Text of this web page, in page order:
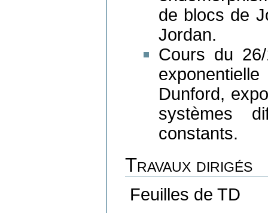
de blocs de
Jordan.
Cours du
Dunford,
systèmes
constants.
Travaux dirigés
Feuilles de TD